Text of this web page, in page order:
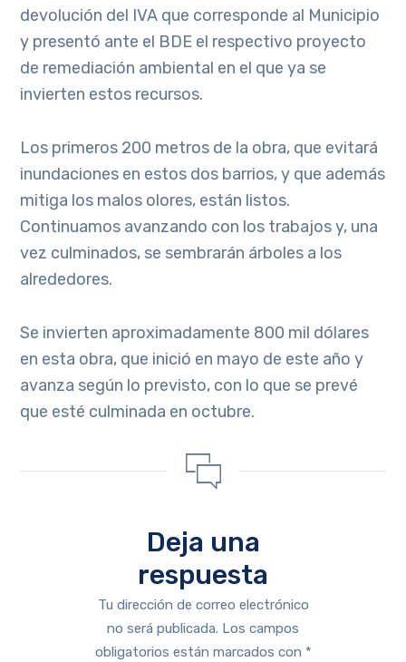
devolución del IVA que corresponde al Municipio
y presentó ante el BDE el respectivo proyecto
de remediación ambiental en el que ya se
invierten estos recursos.
Los primeros 200 metros de la obra, que evitará
inundaciones en estos dos barrios, y que además
mitiga los malos olores, están listos.
Continuamos avanzando con los trabajos y, una
vez culminados, se sembrarán árboles a los
alrededores.
Se invierten aproximadamente 800 mil dólares
en esta obra, que inició en mayo de este año y
avanza según lo previsto, con lo que se prevé
que esté culminada en octubre.
Deja una
respuesta
Tu dirección de correo electrónico
no será publicada. Los campos
obligatorios están marcados con *